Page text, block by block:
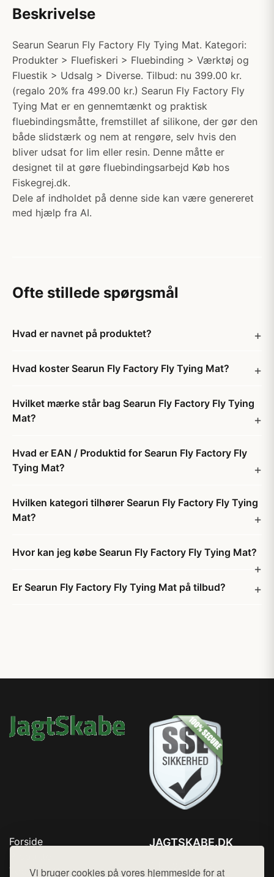
Vi bruger cookies på vores hjemmeside for at
Beskrivelse
Searun Searun Fly Factory Fly Tying Mat. Kategori:
Produkter > Fluefiskeri > Fluebinding > Værktøj og
Fluestik > Udsalg > Diverse. Tilbud: nu 399.00 kr.
(regalo 20% fra 499.00 kr.) Searun Fly Factory Fly
Tying Mat er en gennemtænkt og praktisk
fluebindingsmåtte, fremstillet af silikone, der gør den
både slidstærk og nem at rengøre, selv hvis den
bliver udsat for lim eller resin. Denne måtte er
designet til at gøre fluebindingsarbejd Køb hos
Fiskegrej.dk.
Dele af indholdet på denne side kan være genereret
med hjælp fra AI.
Ofte stillede spørgsmål
Hvad er navnet på produktet?
Hvad koster Searun Fly Factory Fly Tying Mat?
Hvilket mærke står bag Searun Fly Factory Fly Tying
Mat?
Hvad er EAN / Produktid for Searun Fly Factory Fly
Tying Mat?
Hvilken kategori tilhører Searun Fly Factory Fly Tying
Mat?
Hvor kan jeg købe Searun Fly Factory Fly Tying Mat?
Er Searun Fly Factory Fly Tying Mat på tilbud?
Forside
Top Rabatter
JAGTSKABE.DK